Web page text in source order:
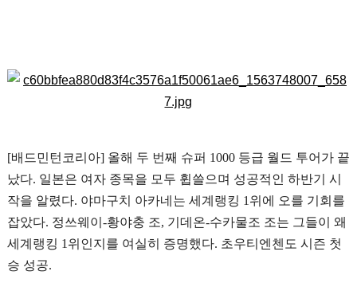
[배드민턴코리아] 올해 두 번째 슈퍼 1000 등급 월드 투어가 끝
났다. 일본은 여자 종목을 모두 휩쓸으며 성공적인 하반기 시
작을 알렸다. 야마구치 아카네는 세계랭킹 1위에 오를 기회를
잡았다. 정쓰웨이-황야충 조, 기데온-수카물조 조는 그들이 왜
세계랭킹 1위인지를 여실히 증명했다. 초우티엔첸도 시즌 첫
승 성공.